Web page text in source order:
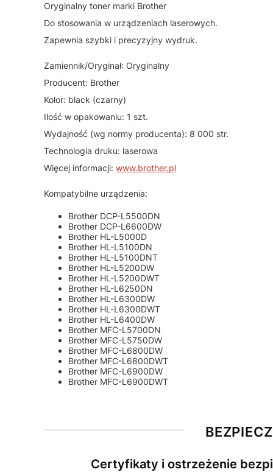
Oryginalny toner marki Brother
Do stosowania w urządzeniach laserowych.
Zapewnia szybki i precyzyjny wydruk.
Zamiennik/Oryginał: Oryginalny
Producent: Brother
Kolor: black (czarny)
Ilość w opakowaniu: 1 szt.
Wydajność (wg normy producenta): 8 000 str.
Technologia druku: laserowa
Więcej informacji: www.brother.pl
Kompatybilne urządzenia:
Brother DCP-L5500DN
Brother DCP-L6600DW
Brother HL-L5000D
Brother HL-L5100DN
Brother HL-L5100DNT
Brother HL-L5200DW
Brother HL-L5200DWT
Brother HL-L6250DN
Brother HL-L6300DW
Brother HL-L6300DWT
Brother HL-L6400DW
Brother MFC-L5700DN
Brother MFC-L5750DW
Brother MFC-L6800DW
Brother MFC-L6800DWT
Brother MFC-L6900DW
Brother MFC-L6900DWT
Certyfikaty i ostrzeżenie